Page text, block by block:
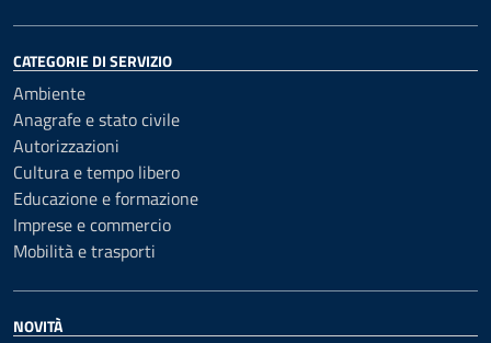
CATEGORIE DI SERVIZIO
Ambiente
Anagrafe e stato civile
Autorizzazioni
Cultura e tempo libero
Educazione e formazione
Imprese e commercio
Mobilità e trasporti
NOVITÀ